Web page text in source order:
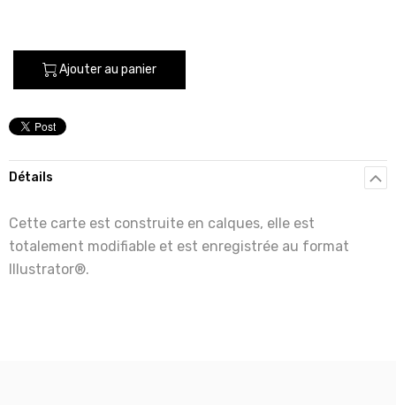
Ajouter au panier
Détails
Cette carte est construite en calques, elle est
totalement modifiable et est enregistrée au format
Illustrator®.